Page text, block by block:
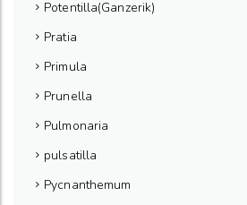
Potentilla(Ganzerik)
Pratia
Primula
Prunella
Pulmonaria
pulsatilla
Pycnanthemum